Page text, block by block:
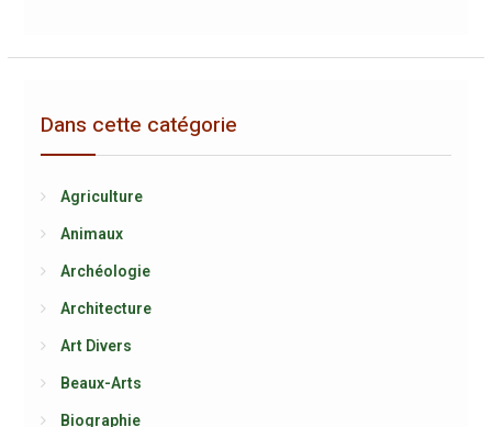
Dans cette catégorie
Agriculture
Animaux
Archéologie
Architecture
Art Divers
Beaux-Arts
Biographie